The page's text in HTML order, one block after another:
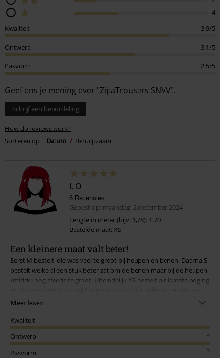
4
Kwaliteit
3.9/5
Ontwerp 3.1/5
Pasvorm 2.5/5
Geef ons je mening over "ZipaTrousers SNVV".
Schrijf een beoordeling
How do reviews work?
Sorteren op
Datum Behulpzaam
I. O.
6 Recensies
Gepost op: maandag, 2 december 2024
Lengte in meter (bijv. 1,78): 1.70
Bestelde maat: XS
Een kleinere maat valt beter!
Eerst M bestelt, die was veel te groot bij heupen en benen. Daarna S
bestelt welke al een stuk beter zat om de benen maar bij de heupen
/middel nog steeds te groot. Uiteindelijk XS bestelt als laatste poging
de lange kant nog maar niet storend of dat het aandacht trekt. Om
maar met een riem heel goed op te lossen! Al langer dan een jaar
plezier van!
Meer lezen
Kwaliteit
5
Ontwerp
5
Pasvorm